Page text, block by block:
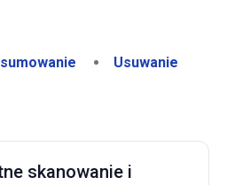
Usuwanie
skanowanie i